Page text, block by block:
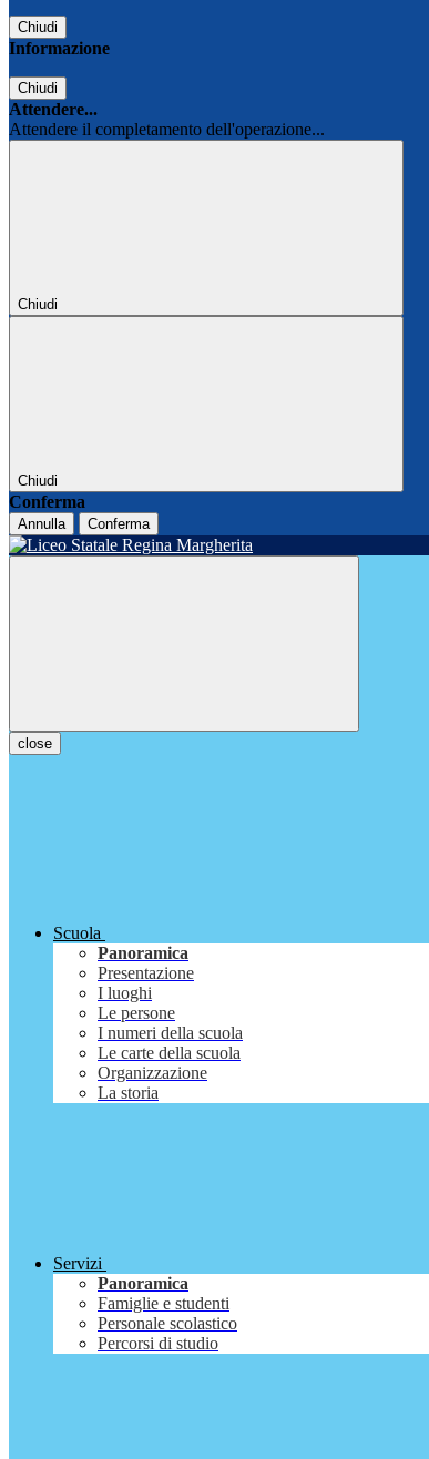
Chiudi
Informazione
Chiudi
Attendere...
Attendere il completamento dell'operazione...
Chiudi
Chiudi
Conferma
Annulla Conferma
close
Scuola
Panoramica
Presentazione
I luoghi
Le persone
I numeri della scuola
Le carte della scuola
Organizzazione
La storia
Servizi
Panoramica
Famiglie e studenti
Personale scolastico
Percorsi di studio